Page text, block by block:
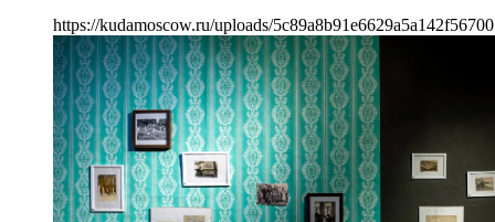
https://kudamoscow.ru/uploads/